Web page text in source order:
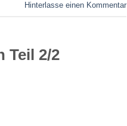
Hinterlasse einen Kommentar
Teil 2/2